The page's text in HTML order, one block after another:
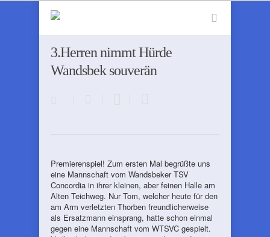
3.Herren nimmt Hürde
Wandsbek souverän
Premierenspiel! Zum ersten Mal begrüßte uns
eine Mannschaft vom Wandsbeker TSV
Concordia in ihrer kleinen, aber feinen Halle am
Alten Teichweg. Nur Tom, welcher heute für den
am Arm verletzten Thorben freundlicherweise
als Ersatzmann einsprang, hatte schon einmal
gegen eine Mannschaft vom WTSVC gespielt.